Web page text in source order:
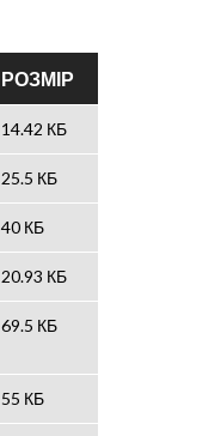
РОЗМІР
14.42 КБ
25.5 КБ
40 КБ
20.93 КБ
69.5 КБ
55 КБ